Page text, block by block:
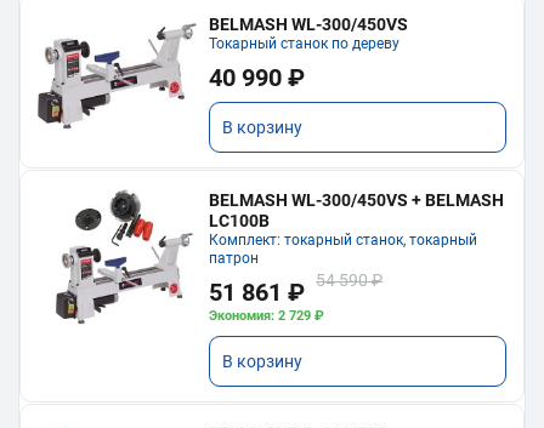
BELMASH WL-300/450VS
Токарный станок по дереву
40 990 ₽
В корзину
BELMASH WL-300/450VS + BELMASH
LC100B
Комплект: токарный станок, токарный
патрон
51 861 ₽ 54 590 ₽
Экономия: 2 729 ₽
В корзину